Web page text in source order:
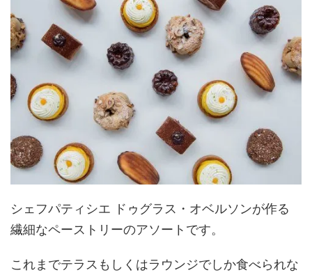
シェフパティシエ ドゥグラス・オベルソンが作る
繊細なペーストリーのアソートです。
これまでテラスもしくはラウンジでしか食べられな